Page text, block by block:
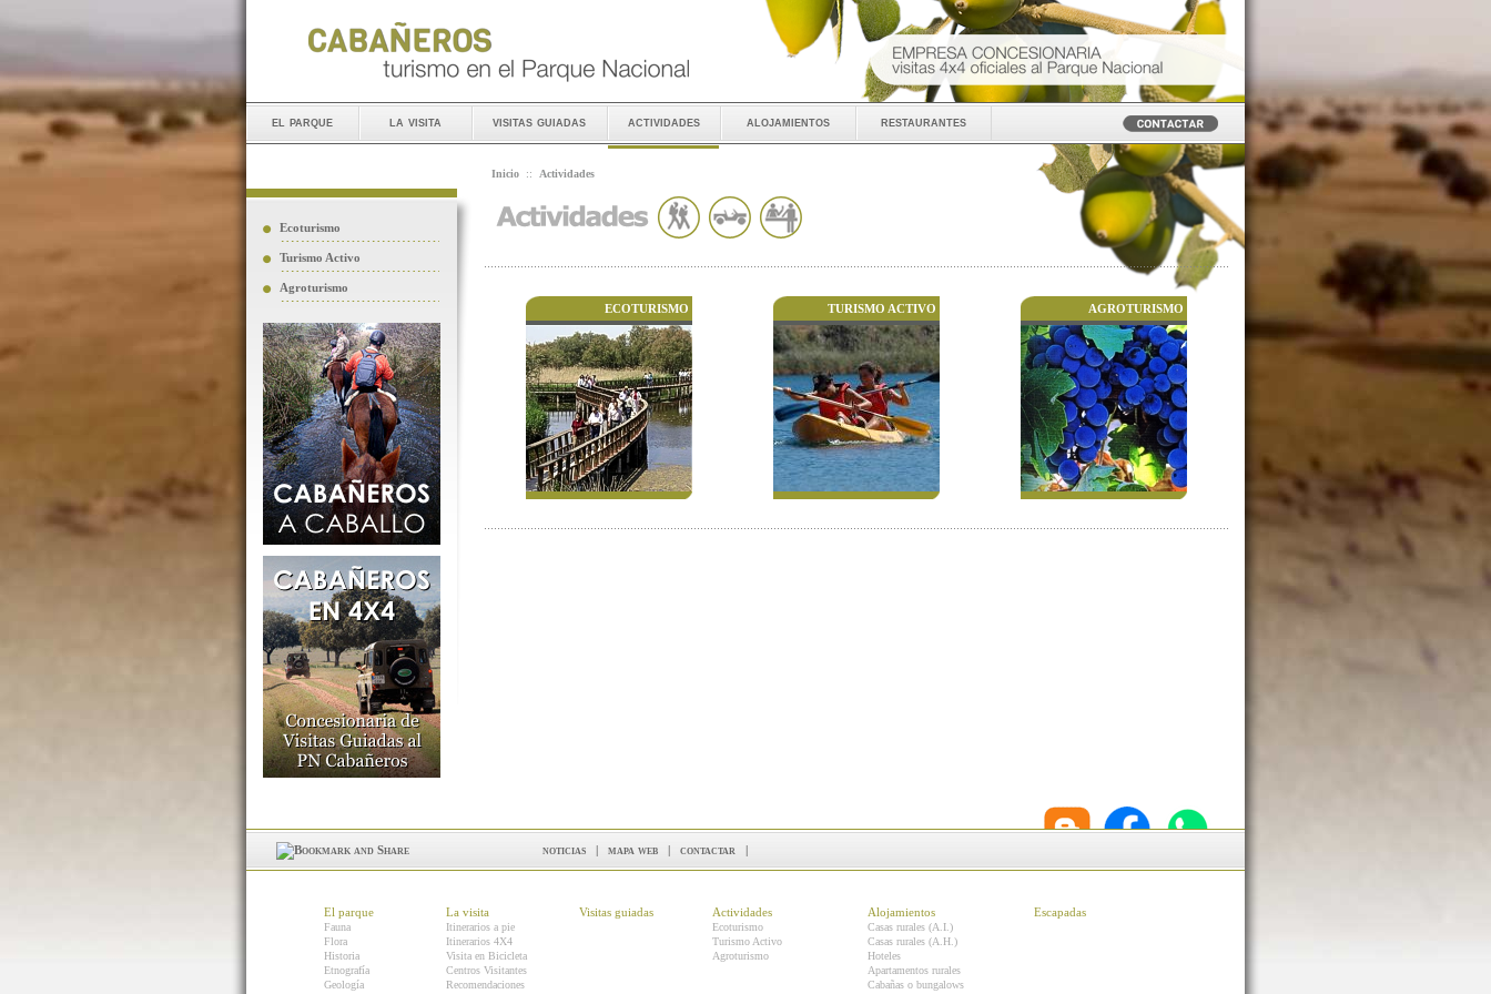
el parque la visita visitas guiadas actividades alojamientos restaurantes
Ecoturismo
Turismo Activo
Agroturismo
Inicio :: Actividades
ECOTURISMO TURISMO ACTIVO AGROTURISMO
noticias | mapa web | contactar |
El parque
Fauna
Flora
Historia
Etnografía
Geología
La visita
Itinerarios a pie
Itinerarios 4X4
Visita en Bicicleta
Centros Visitantes
Recomendaciones
Visitas guiadas Actividades
Ecoturismo
Turismo Activo
Agroturismo
Alojamientos
Casas rurales (A.I.)
Casas rurales (A.H.)
Hoteles
Apartamentos rurales
Cabañas o bungalows
Escapadas